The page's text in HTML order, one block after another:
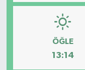
ÖĞLE
13:14
Teknoloji